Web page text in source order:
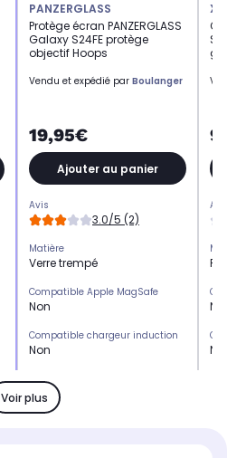
PANZERGLASS
Protège écran PANZERGLASS
Galaxy S24FE protège
objectif Hoops
Vendu et expédié par Boulanger
19,95€
Ajouter au panier
Avis
3.0/5 (2)
Matière
Verre trempé
Compatible Apple MagSafe
Non
Compatible chargeur induction
Non
Emplacement(s) carte(s)
Non
Voir plus